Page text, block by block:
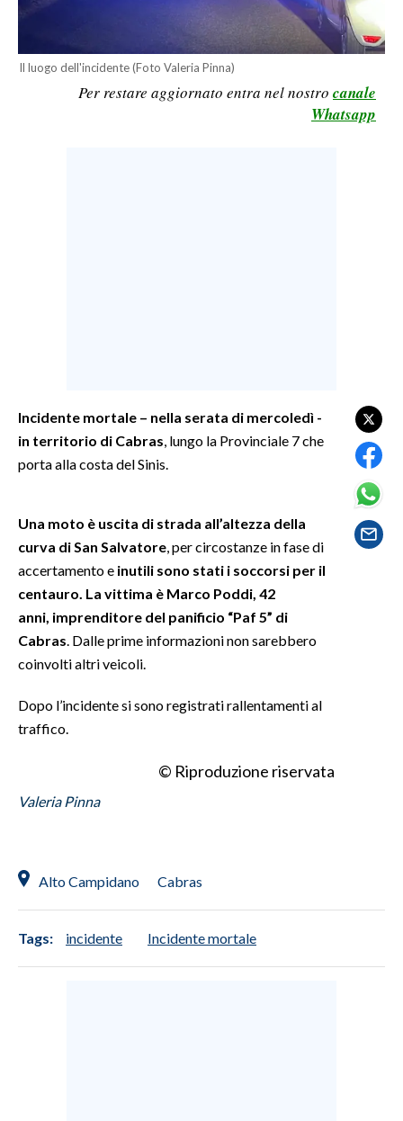
BANDI
SPORT IN SARDEGNA
GOSSIP
SARDEGNA TURISMO
SARDI NEL MONDO
NOTIZIE
EVENTI
#CARAUNIONE
3 MINUTI CON
INFO AZIENDE
NECROLOGI
PUBBLICITÀ
SPIAGGE
STORE
Il luogo dell'incidente (Foto Valeria Pinna)
Per restare aggiornato entra nel nostro canale
Whatsapp
Incidente mortale – nella serata di mercoledì -
in territorio di Cabras , lungo la Provinciale 7 che
porta alla costa del Sinis.
Una moto è uscita di strada all’altezza della
curva di San Salvatore , per circostanze in fase di
accertamento e inutili sono stati i soccorsi per il
centauro. La vittima è Marco Poddi, 42
anni, imprenditore del panificio “Paf 5” di
Cabras . Dalle prime informazioni non sarebbero
coinvolti altri veicoli.
Dopo l’incidente si sono registrati rallentamenti al
traffico.
© Riproduzione riservata
Valeria Pinna
Alto Campidano Cabras
Tags: incidente Incidente mortale